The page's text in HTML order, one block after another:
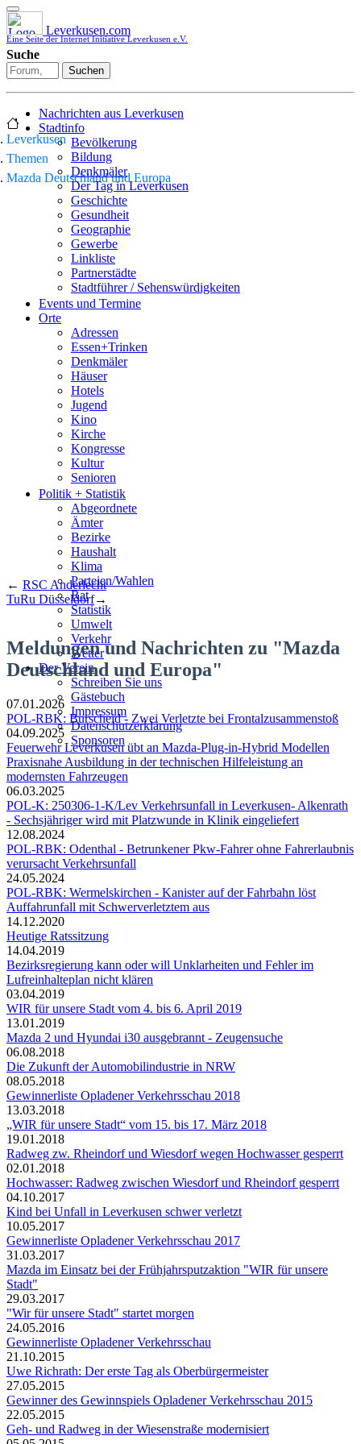
Leverkusen.com
Eine Seite der Internet Initiative Leverkusen e.V.
Suche
Suchen
Nachrichten aus Leverkusen
Stadtinfo
Bevölkerung
Bildung
Denkmäler
Der Tag in Leverkusen
Geschichte
Gesundheit
Geographie
Gewerbe
Linkliste
Partnerstädte
Stadtführer / Sehenswürdigkeiten
Stadtplan
Sport
Who is who
Wohnen
Events und Termine
Orte
Adressen
Essen+Trinken
Denkmäler
Häuser
Hotels
Jugend
Kino
Kirche
Kongresse
Kultur
Senioren
Stadtführer
Straßen
Politik + Statistik
Abgeordnete
Ämter
Bezirke
Haushalt
Klima
Parteien/Wahlen
Rat
Statistik
Umwelt
Verkehr
Wetter
Der Verein
Schreiben Sie uns
Gästebuch
Impressum
Datenschutzerklärung
Sponsoren
Leverkusen
Themen
Mazda Deutschland und Europa
← RSC Anderlecht
TuRu Düsseldorf→
Meldungen und Nachrichten zu "Mazda
Deutschland und Europa"
07.01.2026
POL-RBK: Burscheid - Zwei Verletzte bei Frontalzusammenstoß
04.09.2025
Feuerwehr Leverkusen übt an Mazda-Plug-in-Hybrid Modellen
Praxisnahe Ausbildung in der technischen Hilfeleistung an
modernsten Fahrzeugen
06.03.2025
POL-K: 250306-1-K/Lev Verkehrsunfall in Leverkusen- Alkenrath
- Sechsjähriger wird mit Platzwunde in Klinik eingeliefert
12.08.2024
POL-RBK: Odenthal - Betrunkener Pkw-Fahrer ohne Fahrerlaubnis
verursacht Verkehrsunfall
24.05.2024
POL-RBK: Wermelskirchen - Kanister auf der Fahrbahn löst
Auffahrunfall mit Schwerverletztem aus
14.12.2020
Heutige Ratssitzung
14.04.2019
Bezirksregierung kann oder will Unklarheiten und Fehler im
Lufreinhalteplan nicht klären
03.04.2019
WIR für unsere Stadt vom 4. bis 6. April 2019
13.01.2019
Mazda 2 und Hyundai i30 ausgebrannt - Zeugensuche
06.08.2018
Die Zukunft der Automobilindustrie in NRW
08.05.2018
Gewinnerliste Opladener Verkehrsschau 2018
13.03.2018
„WIR für unsere Stadt“ vom 15. bis 17. März 2018
19.01.2018
Radweg zw. Rheindorf und Wiesdorf wegen Hochwasser gesperrt
02.01.2018
Hochwasser: Radweg zwischen Wiesdorf und Rheindorf gesperrt
04.10.2017
Kind bei Unfall in Leverkusen schwer verletzt
10.05.2017
Gewinnerliste Opladener Verkehrsschau 2017
31.03.2017
Mazda im Einsatz bei der Frühjahrsputzaktion "WIR für unsere
Stadt"
29.03.2017
"Wir für unsere Stadt" startet morgen
24.05.2016
Gewinnerliste Opladener Verkehrsschau
21.10.2015
Uwe Richrath: Der erste Tag als Oberbürgermeister
27.05.2015
Gewinner des Gewinnspiels Opladener Verkehrsschau 2015
22.05.2015
Geh- und Radweg in der Wiesenstraße modernisiert